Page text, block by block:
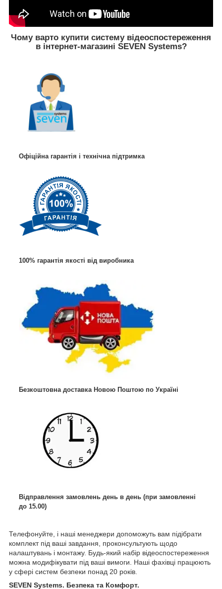
Чому варто купити систему відеоспостереження
в інтернет-магазині SEVEN Systems?
Офіційна гарантія і технічна підтримка
100% гарантія якості від виробника
Безкоштовна доставка Новою Поштою по Україні
Відправлення замовлень день в день (при замовленні
до 15.00)
Телефонуйте, і наші менеджери допоможуть вам підібрати
комплект під ваші завдання, проконсультують щодо
налаштувань і монтажу. Будь-який набір відеоспостереження
можна модифікувати під ваші вимоги. Наші фахівці працюють
у сфері систем безпеки понад 20 років.
SEVEN Systems. Безпека та Комфорт.